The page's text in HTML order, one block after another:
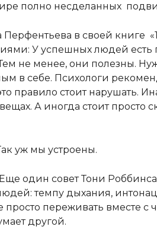
полно несделанных
Перфентьева в своей книге
У успешных людей есть
не менее, они полезны.
в себе. Психологи
правило стоит нарушать.
А иногда стоит просто
уж мы устроены.
один совет Тони
темпу дыхания,
просто переживать вместе с
другой.